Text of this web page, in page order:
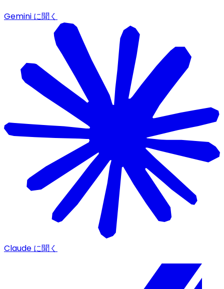
Gemini に聞く
Claude に聞く